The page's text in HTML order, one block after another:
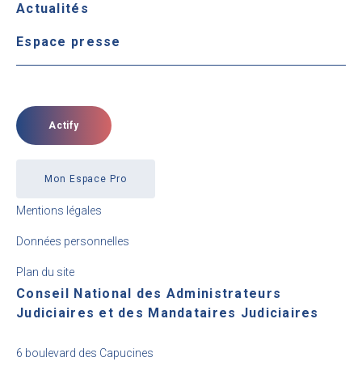
Actualités
Espace presse
Actify
Mon Espace Pro
Mentions légales
Données personnelles
Plan du site
Conseil National des Administrateurs
Judiciaires et des Mandataires Judiciaires
6 boulevard des Capucines